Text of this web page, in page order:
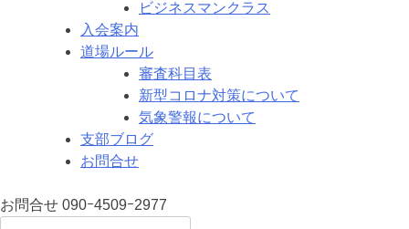
ビジネスマンクラス
入会案内
道場ルール
審査科目表
新型コロナ対策について
気象警報について
支部ブログ
お問合せ
お問合せ 090ｰ4509ｰ2977